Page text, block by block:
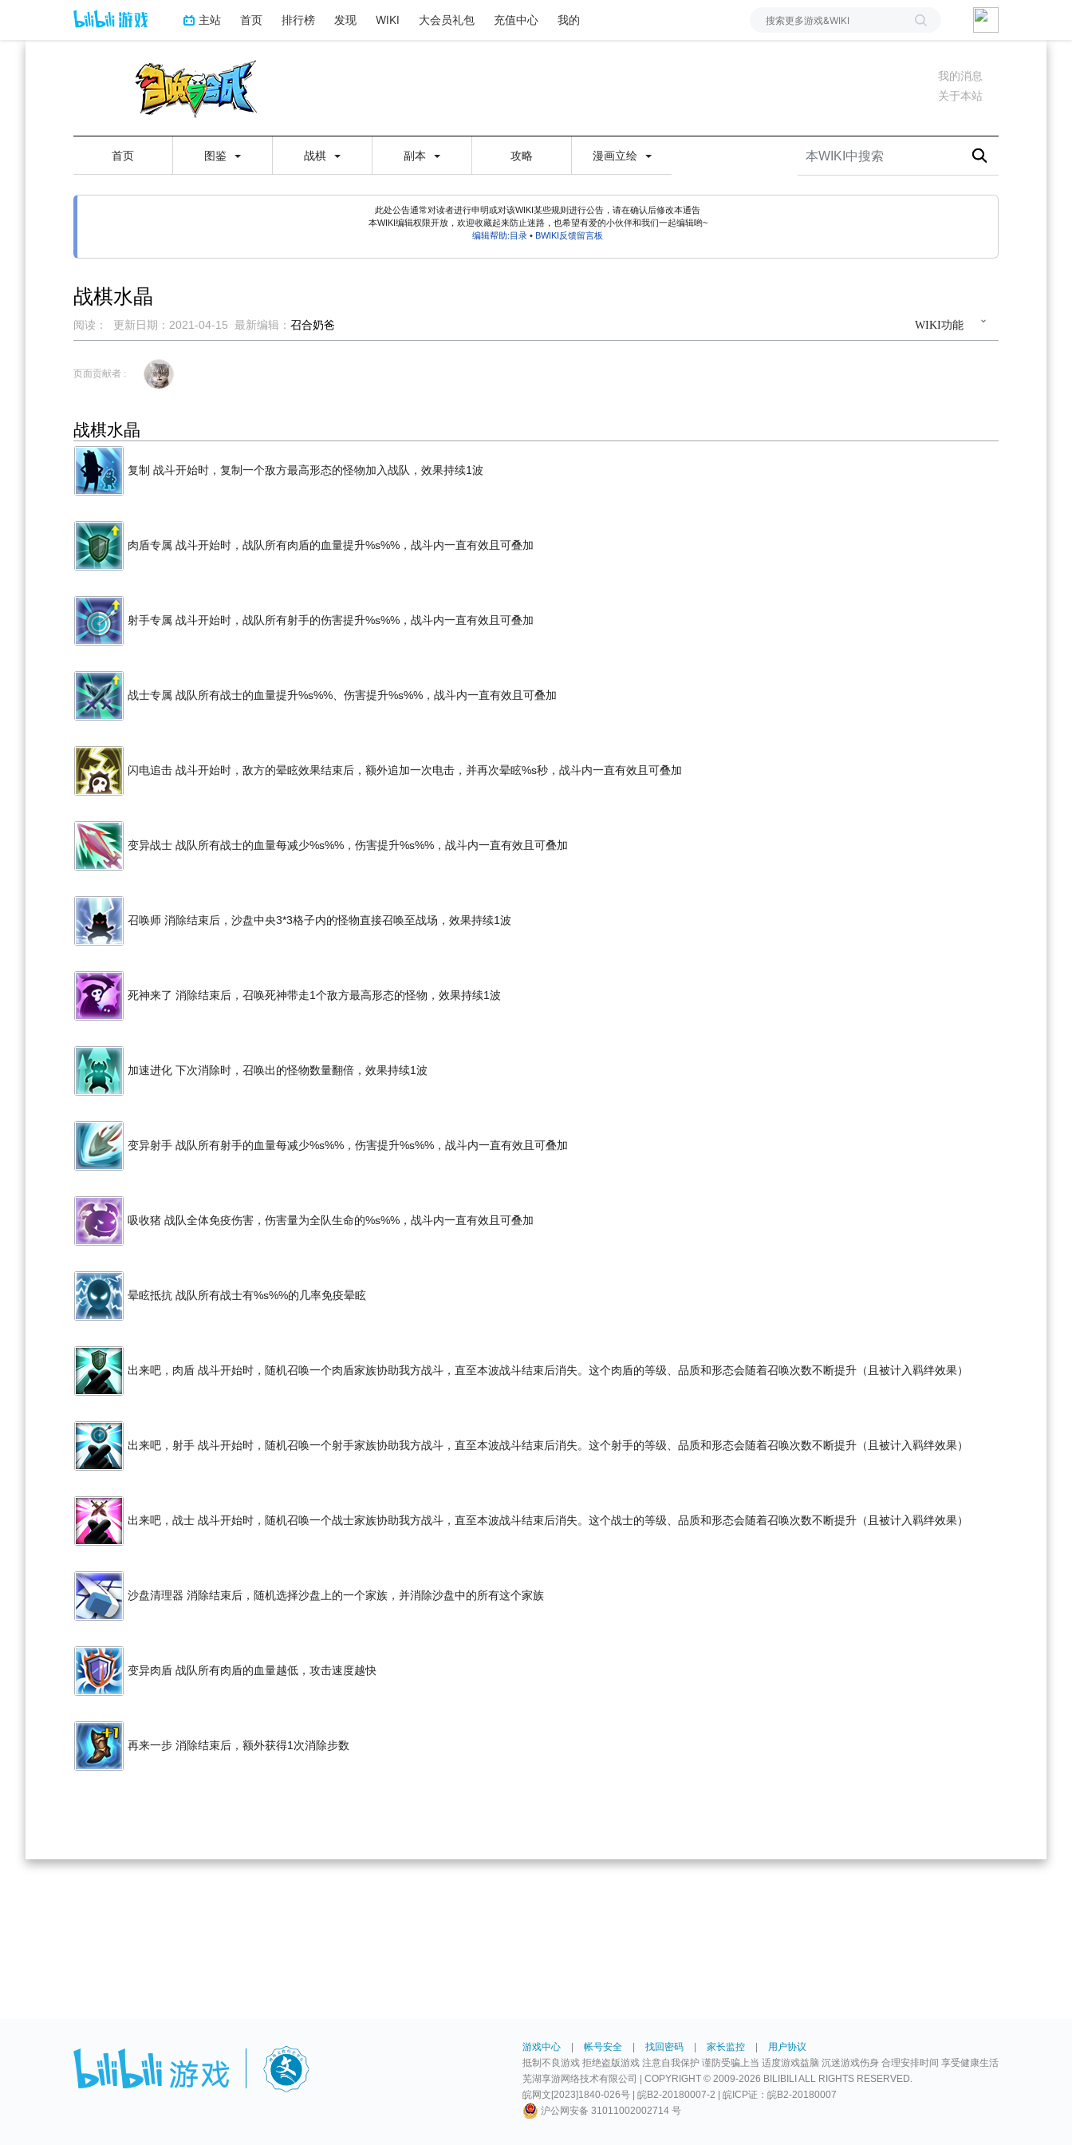
主站 首页 排行榜 发现 WIKI 大会员礼包 充值中心 我的
我的消息
关于本站
首页 图鉴 战棋 副本 攻略 漫画立绘
此处公告通常对读者进行申明或对该WIKI某些规则进行公告，请在确认后修改本通告
本WIKI编辑权限开放，欢迎收藏起来防止迷路，也希望有爱的小伙伴和我们一起编辑哟~
编辑帮助:目录 • BWIKI反馈留言板
战棋水晶
WIKI功能
阅读： 更新日期： 2021-04-15 最新编辑： 召合奶爸
到
到
页面贡献者 :
战棋水晶
复制 战斗开始时，复制一个敌方最高形态的怪物加入战队，效果持续1波
肉盾专属 战斗开始时，战队所有肉盾的血量提升%s%%，战斗内一直有效且可叠加
射手专属 战斗开始时，战队所有射手的伤害提升%s%%，战斗内一直有效且可叠加
战士专属 战队所有战士的血量提升%s%%、伤害提升%s%%，战斗内一直有效且可叠加
闪电追击 战斗开始时，敌方的晕眩效果结束后，额外追加一次电击，并再次晕眩%s秒，战斗内一直有效且可叠加
变异战士 战队所有战士的血量每减少%s%%，伤害提升%s%%，战斗内一直有效且可叠加
召唤师 消除结束后，沙盘中央3*3格子内的怪物直接召唤至战场，效果持续1波
死神来了 消除结束后，召唤死神带走1个敌方最高形态的怪物，效果持续1波
加速进化 下次消除时，召唤出的怪物数量翻倍，效果持续1波
变异射手 战队所有射手的血量每减少%s%%，伤害提升%s%%，战斗内一直有效且可叠加
吸收猪 战队全体免疫伤害，伤害量为全队生命的%s%%，战斗内一直有效且可叠加
晕眩抵抗 战队所有战士有%s%%的几率免疫晕眩
出来吧，肉盾 战斗开始时，随机召唤一个肉盾家族协助我方战斗，直至本波战斗结束后消失。这个肉盾的等级、品质和形态会随着召唤次数不断提升（且被计入羁绊效果）
出来吧，射手 战斗开始时，随机召唤一个射手家族协助我方战斗，直至本波战斗结束后消失。这个射手的等级、品质和形态会随着召唤次数不断提升（且被计入羁绊效果）
出来吧，战士 战斗开始时，随机召唤一个战士家族协助我方战斗，直至本波战斗结束后消失。这个战士的等级、品质和形态会随着召唤次数不断提升（且被计入羁绊效果）
沙盘清理器 消除结束后，随机选择沙盘上的一个家族，并消除沙盘中的所有这个家族
变异肉盾 战队所有肉盾的血量越低，攻击速度越快
再来一步 消除结束后，额外获得1次消除步数
游戏中心 | 帐号安全 | 找回密码 | 家长监控 |
用户协议
抵制不良游戏 拒绝盗版游戏 注意自我保护 谨防受骗上当 适度游戏益脑 沉迷游戏伤身 合理安排时间 享受健康生活
芜湖享游网络技术有限公司 | COPYRIGHT © 2009-2026 BILIBILI ALL RIGHTS RESERVED.
皖网文[2023]1840-026号 | 皖B2-20180007-2 | 皖ICP证：皖B2-20180007
沪公网安备 31011002002714 号